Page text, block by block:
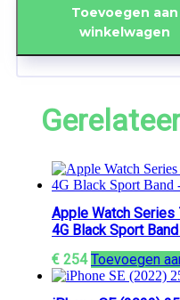
Touch
Toevoegen aan
winkelwagen
Apple Watch Series
4G Black Sport
€ 254 Toevoegen